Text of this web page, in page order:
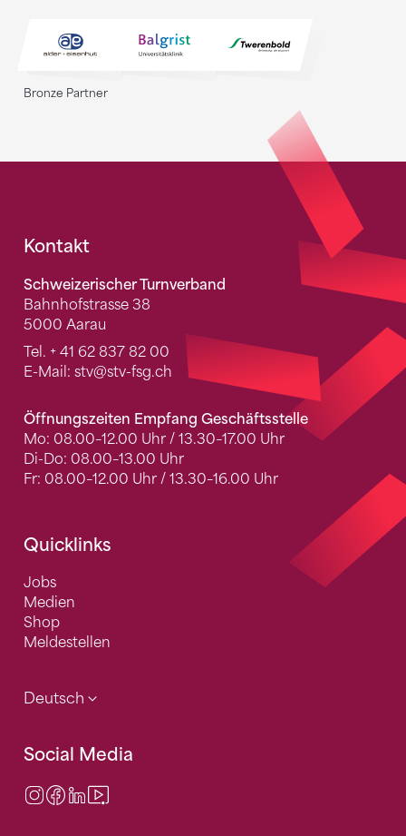
Bronze Partner
Fusszeile
Kontakt
Schweizerischer Turnverband
Bahnhofstrasse 38
5000 Aarau
Tel. + 41 62 837 82 00
E-Mail: stv@stv-fsg.ch
Öffnungszeiten Empfang Geschäftsstelle
Mo: 08.00–12.00 Uhr / 13.30–17.00 Uhr
Di-Do: 08.00–13.00 Uhr
Fr: 08.00–12.00 Uhr / 13.30–16.00 Uhr
Quicklinks
Jobs
Medien
Shop
Meldestellen
Deutsch
Social Media
Instagram
Facebook
LinkedIn